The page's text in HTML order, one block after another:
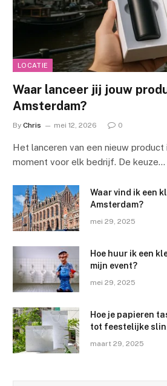
LOCATIE
Waar lanceer jij jouw
Amsterdam?
By Chris mei 12, 2026 0
Het lanceren van een nieuw product
moment voor elk bedrijf. De keuze…
Waar vind ik een
Amsterdam?
mei 29, 2025
Hoe huur ik een
mijn event?
mei 29, 2025
Hoe je papieren
tot feestelijke
maart 29, 2025